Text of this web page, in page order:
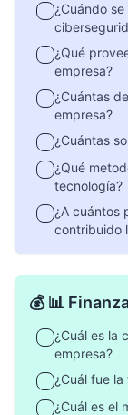
¿Cuándo
¿Qué
empresa?
¿Cuántas
empresa?
¿Cuántas
¿Qué
tecnología?
¿A cuántos
contribuido
💰 📊
¿Cuál es la
empresa?
¿Cuál fue
¿Cuál es el